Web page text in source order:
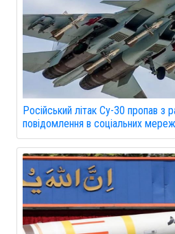
Російський літак Су-30 пропав з
повідомлення в соціальних